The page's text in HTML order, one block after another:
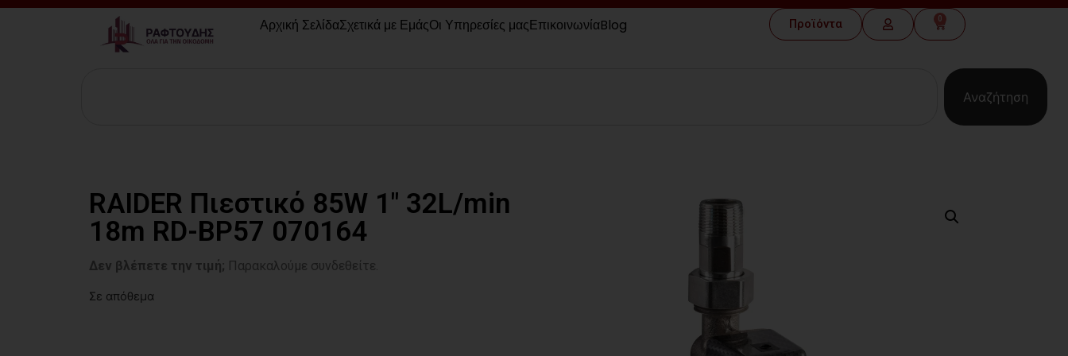
Αρχική ΣελίδαΣχετικά με ΕμάςΟι Υπηρεσίες μαςΕπικοινωνίαBlog Προϊόντα 0
Αναζήτηση
RAIDER Πιεστικό 85W 1″ 32L/min
18m RD-BP57 070164
Δεν βλέπετε την τιμή; Παρακαλούμε συνδεθείτε.
Σε απόθεμα